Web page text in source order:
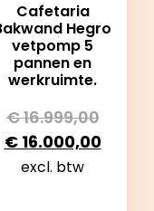
Cafetaria
Hegro
vetpomp 5
pannen en
werkruimte.
€16.999,00
€16.000,00
excl. btw